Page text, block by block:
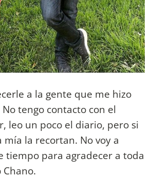
a la gente que me hizo
tengo contacto con el
leo un poco el diario, pero si
la recortan. No voy a
tiempo para agradecer a toda
Chano.